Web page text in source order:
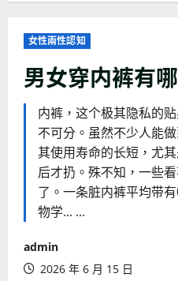
女性兩性認知
男女穿内裤有
内裤，这个极其隐私的
不可分。虽然不少人能
其使用寿命的长短，尤
后才扔。殊不知，一些
了。一条脏内裤平均带
物学... ...
admin
2026 年 6 月 15 日